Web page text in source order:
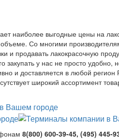
наиболее выгодные цены на
Со многими
и продавать лакокрасочную
закупать у нас не просто удобно,
и доставляется в любой регион
широкий ассортимент
8(800) 600-39-45, (495) 445-